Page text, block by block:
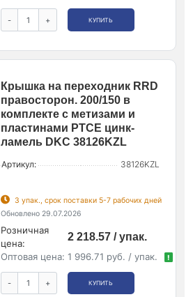
- + КУПИТЬ
Крышка на переходник RRD
правосторон. 200/150 в
комплекте с метизами и
пластинами PTCE цинк-
ламель DKC 38126KZL
Артикул: 38126KZL
3 упак., срок поставки 5-7 рабочих дней
Обновлено 29.07.2026
Розничная
цена:
2 218.57 / упак.
Оптовая цена: 1 996.71 руб. / упак. !
- + КУПИТЬ